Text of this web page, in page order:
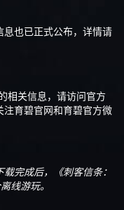
息也已正式公布，详情请
相关信息，请访问官方
注育碧官网和育碧官方微
完成后，《刺客信条：
线游玩。